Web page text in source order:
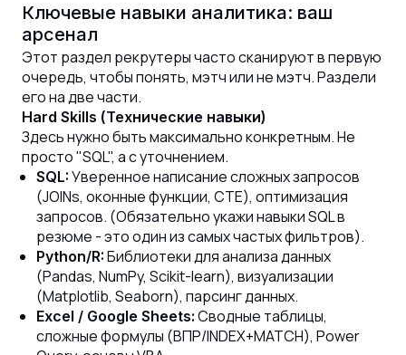
Ключевые навыки аналитика: ваш
арсенал
Этот раздел рекрутеры часто сканируют в первую
очередь, чтобы понять, мэтч или не мэтч. Раздели
его на две части.
Hard Skills (Технические навыки)
Здесь нужно быть максимально конкретным. Не
просто "SQL", а с уточнением.
SQL: Уверенное написание сложных запросов
(JOINs, оконные функции, CTE), оптимизация
запросов. (Обязательно укажи навыки SQL в
резюме - это один из самых частых фильтров).
Python/R: Библиотеки для анализа данных
(Pandas, NumPy, Scikit-learn), визуализации
(Matplotlib, Seaborn), парсинг данных.
Excel / Google Sheets: Сводные таблицы,
сложные формулы (ВПР/INDEX+MATCH), Power